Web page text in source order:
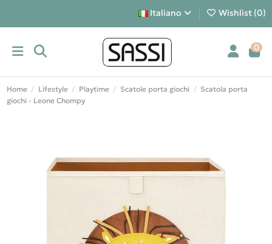
Italiano Wishlist (0)
0
Home Lifestyle Playtime Scatole porta giochi
Scatola porta
giochi - Leone Chompy